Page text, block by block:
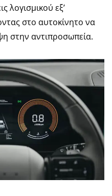
λογισμικού εξ’
στο αυτοκίνητο να
στην αντιπροσωπεία.